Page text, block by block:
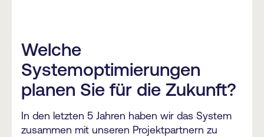
Welche
Systemoptimierungen
planen Sie für die Zukunft?
In den letzten 5 Jahren haben wir das System
zusammen mit unseren Projektpartnern zu